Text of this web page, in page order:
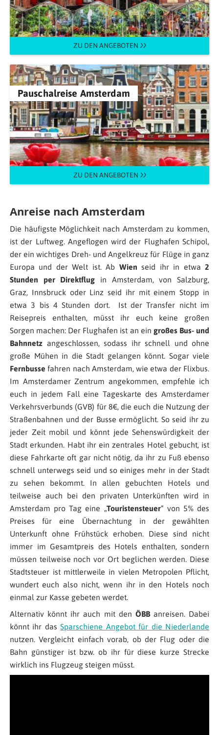
ZU DEN ANGEBOTEN
Pauschalreise Amsterdam
ZU DEN ANGEBOTEN
Anreise nach Amsterdam
Die häufigste Möglichkeit nach Amsterdam zu kommen,
ist der Luftweg. Angeflogen wird der Flughafen Schipol,
der ein wichtiges Dreh- und Angelkreuz für Flüge in ganz
Europa und der Welt ist. Ab Wien seid ihr in etwa2
Stunden per Direktflug in Amsterdam, von Salzburg,
Graz, Innsbruck oder Linz seid ihr mit einem Stopp in
etwa 3 bis 4 Stunden dort. Ist der Transfer nicht im
Reisepreis enthalten, müsst ihr euch keine großen
Sorgen machen: Der Flughafen ist an ein großes Bus- und
Bahnnetz angeschlossen, sodass ihr schnell und ohne
große Mühen in die Stadt gelangen könnt. Sogar viele
Fernbusse fahren nach Amsterdam, wie etwa der Flixbus.
Im Amsterdamer Zentrum angekommen, empfehle ich
euch in jedem Fall eine Tageskarte des Amsterdamer
Verkehrsverbunds (GVB) für 8€, die euch die Nutzung der
Straßenbahnen und der Busse ermöglicht. So seid ihr zu
jeder Zeit mobil und könnt jede Sehenswürdigkeit der
Stadt erkunden. Habt ihr ein zentrales Hotel gebucht, ist
diese Fahrkarte oft gar nicht nötig, da ihr zu Fuß ebenso
schnell unterwegs seid und so einiges mehr in der Stadt
zu sehen bekommt. In allen gebuchten Hotels und
teilweise auch bei den privaten Unterkünften wird in
Amsterdam pro Tag eine „Touristensteuer“ von 5% des
Preises für eine Übernachtung in der gewählten
Unterkunft ohne Frühstück erhoben. Diese sind nicht
immer im Gesamtpreis des Hotels enthalten, sondern
müssen teilweise noch vor Ort beglichen werden. Diese
Stadtsteuer ist mittlerweile in vielen Metropolen Pflicht,
wundert euch also nicht, wenn ihr in den Hotels noch
einmal zur Kasse gebeten werdet.
Alternativ könnt ihr auch mit den ÖBBanreisen. Dabei
könnt ihr dasSparschiene Angebot für die Niederlande
nutzen. Vergleicht einfach vorab, ob der Flug oder die
Bahn günstiger ist bzw. ob ihr für diese kurze Strecke
wirklich ins Flugzeug steigen müsst.